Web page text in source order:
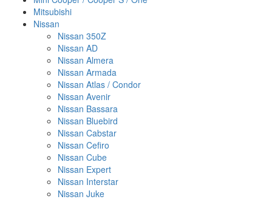
Mitsubishi
Nissan
Nissan 350Z
Nissan AD
Nissan Almera
Nissan Armada
Nissan Atlas / Condor
Nissan Avenir
Nissan Bassara
Nissan Bluebird
Nissan Cabstar
Nissan Cefiro
Nissan Cube
Nissan Expert
Nissan Interstar
Nissan Juke